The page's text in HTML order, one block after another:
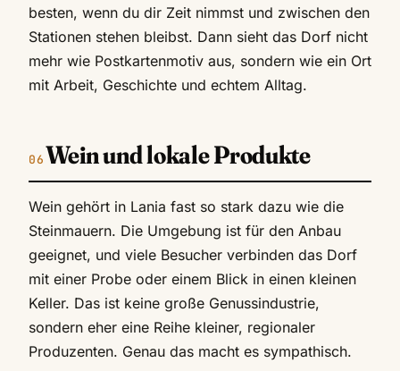
besten, wenn du dir Zeit nimmst und zwischen den
Stationen stehen bleibst. Dann sieht das Dorf nicht
mehr wie Postkartenmotiv aus, sondern wie ein Ort
mit Arbeit, Geschichte und echtem Alltag.
Wein und lokale Produkte
Wein gehört in Lania fast so stark dazu wie die
Steinmauern. Die Umgebung ist für den Anbau
geeignet, und viele Besucher verbinden das Dorf
mit einer Probe oder einem Blick in einen kleinen
Keller. Das ist keine große Genussindustrie,
sondern eher eine Reihe kleiner, regionaler
Produzenten. Genau das macht es sympathisch.